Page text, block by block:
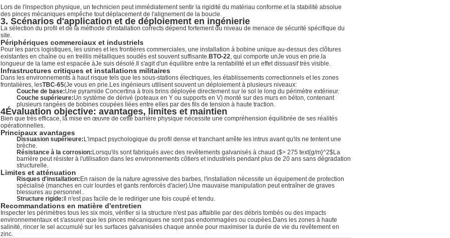
Lors de l'inspection physique, un technicien peut immédiatement sentir la rigidité du matériau conforme.et la stabilité absolue
des pinces mécaniques empêche tout déplacement de l'alignement de la boucle.
3. Scénarios d'application et de déploiement en ingénierie
La sélection du profil et de la méthode d'installation corrects dépend fortement du niveau de menace de sécurité spécifique du
site.
Périphériques commerciaux et industriels
Pour les parcs logistiques, les usines et les frontières commerciales, une installation à bobine unique au-dessus des clôtures
existantes en chaîne ou en treillis métalliques soudés est souvent suffisante.BTO-22, qui comporte unJe vous en prie. la
longueur de la lame est espacée àJe suis désolé. Il s'agit d'un équilibre entre la rentabilité et un effet dissuasif très visible.
Infrastructures critiques et installations militaires
Dans les environnements à haut risque tels que les sous-stations électriques, les établissements correctionnels et les zones
frontalières, lesTBC-65(Je vous en prie.Les ingénieurs utilisent souvent un déploiement à plusieurs niveaux:
Couche de base:Une pyramide Concertina à trois brins déployée directement sur le sol le long du périmètre extérieur.
Couche supérieure:Un système de dérivé (poteaux en Y ou supports en V) monté sur des murs en béton, contenant
plusieurs rangées de bobines coupées liées entre elles par des fils de tension à haute traction.
4Évaluation objective: avantages, limites et maintien
Bien que très efficace, la mise en œuvre de cette barrière physique nécessite une compréhension équilibrée de ses réalités
opérationnelles.
Principaux avantages
Dissuasion supérieure: L'impact psychologique du profil dense et tranchant arrête les intrus avant qu'ils ne tentent une
brèche.
Résistance à la corrosion: Lorsqu'ils sont fabriqués avec des revêtements galvanisés à chaud ($> 275 text{g/m}^2$La
barrière peut résister à l'utilisation dans les environnements côtiers et industriels pendant plus de 20 ans sans dégradation
structurelle.
Limites et atténuation
Risques d'installation: En raison de la nature agressive des barbes, l'installation nécessite un équipement de protection
spécialisé (manches en cuir lourdes et gants renforcés d'acier).Une mauvaise manipulation peut entraîner de graves
blessures au personnel..
Structure rigide: Il n'est pas facile de le rediriger une fois coupé et tendu.
Recommandations en matière d'entretien
Inspecter les périmètres tous les six mois, vérifier si la structure n'est pas affaiblie par des débris tombés ou des impacts
environnementaux et s'assurer que les pinces mécaniques ne sont pas endommagées ou coupées.Dans les zones à haute
salinité, rincer le sel accumulé sur les surfaces galvanisées chaque année pour maximiser la durée de vie du revêtement en
zinc.